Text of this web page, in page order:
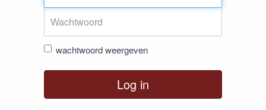
wachtwoord weergeven
Log in